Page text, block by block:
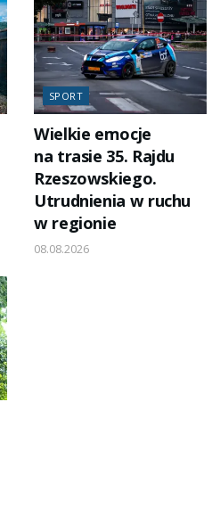
SPORT
Wielkie emocje
na trasie 35. Rajdu
Rzeszowskiego.
Utrudnienia w ruchu
w regionie
08.08.2026